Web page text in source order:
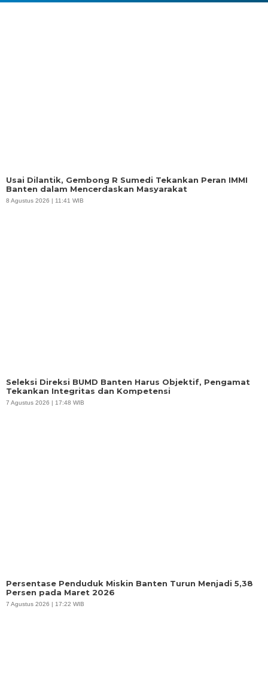
Usai Dilantik, Gembong R Sumedi Tekankan Peran IMMI
Banten dalam Mencerdaskan Masyarakat
8 Agustus 2026 | 11:41 WIB
Seleksi Direksi BUMD Banten Harus Objektif, Pengamat
Tekankan Integritas dan Kompetensi
7 Agustus 2026 | 17:48 WIB
Persentase Penduduk Miskin Banten Turun Menjadi 5,38
Persen pada Maret 2026
7 Agustus 2026 | 17:22 WIB